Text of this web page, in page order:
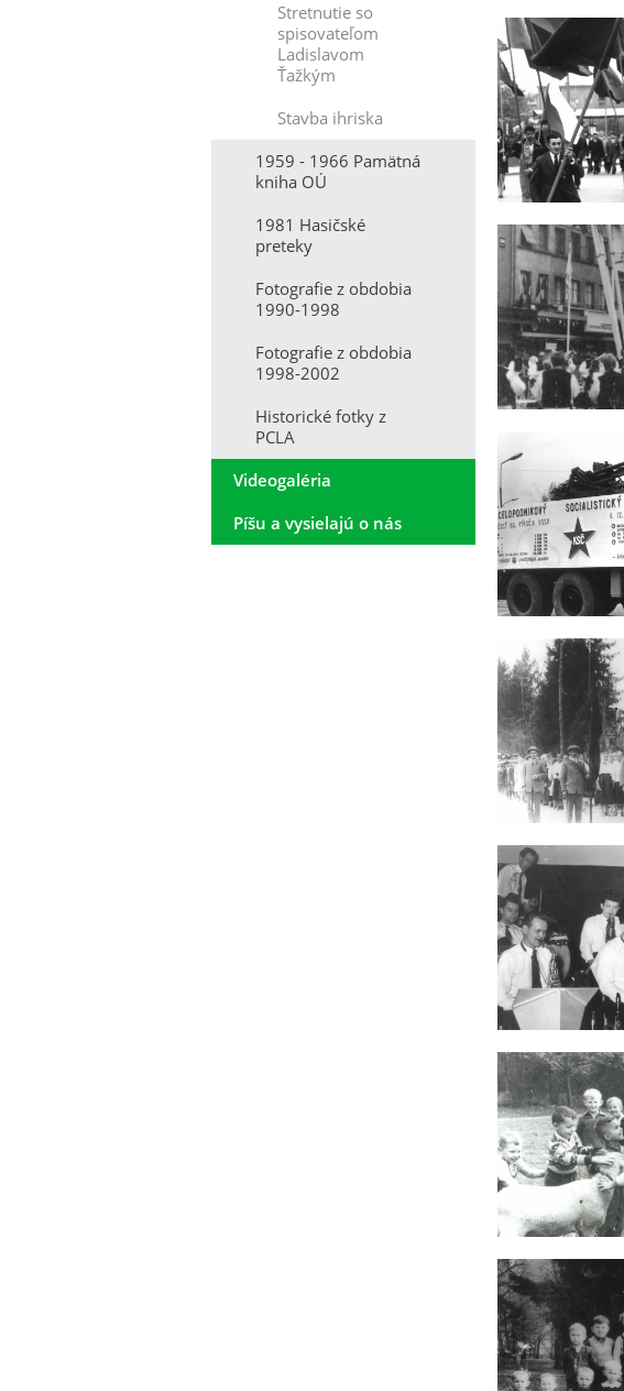
Stretnutie so
spisovateľom
Ladislavom
Ťažkým
Stavba ihriska
1959 - 1966 Pamätná
kniha OÚ
1981 Hasičské
preteky
Fotografie z obdobia
1990-1998
Fotografie z obdobia
1998-2002
Historické fotky z
PCLA
Videogaléria
Píšu a vysielajú o nás